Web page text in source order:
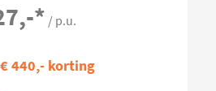
* / p.u.
€ 440,- korting